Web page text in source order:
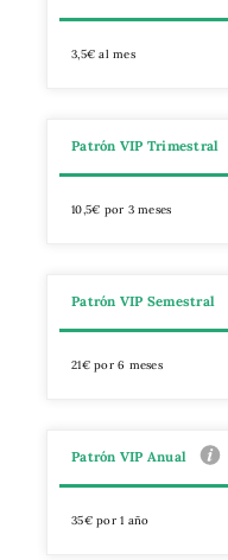
3,5€ al mes
Patrón VIP Trimestral
10,5€ por 3 meses
Patrón VIP Semestral
21€ por 6 meses
Patrón VIP Anual
35€ por 1 año